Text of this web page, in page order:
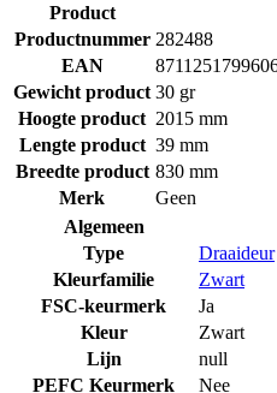
Product
Productnummer 282488
EAN
Gewicht product 30 gr
Hoogte product 2015 mm
Lengte product 39 mm
Breedte product 830 mm
Merk
Geen
Algemeen
Type
Draaideur
Kleurfamilie
Zwart
FSC-keurmerk
Ja
Kleur
Zwart
Lijn
null
PEFC Keurmerk
Nee